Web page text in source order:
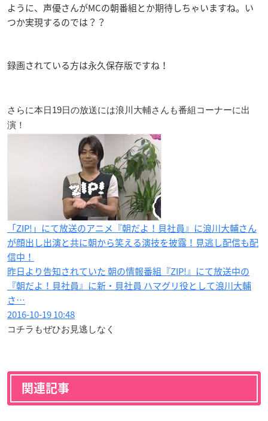
ように、声優さんがMCの朝番組とか期待しちゃいますね。い
つか実現するのでは？？
録画されている方は永久保存版ですね！
さらに本日19日の放送には浪川大輔さんも番組コーナーに出
演！
「ZIP!」にて放送のアニメ『朝だよ！貝社員』に浪川大輔さん
が顔出し出演と共に朝から笑える演技を披露！見逃し配信も配
信中！
昨日より告知されていた 朝の情報番組『ZIP!』にて放送中の
『朝だよ！貝社員』に新・貝社員 ハマグリ役として浪川大輔
さ…
2016-10-19 10:48
コチラもぜひお見逃しなく
関連記事